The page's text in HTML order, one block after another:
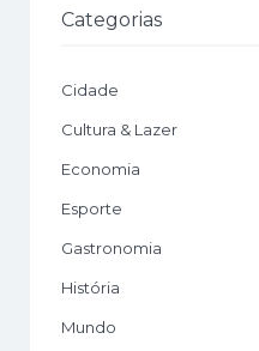
Categorias
Cidade
Cultura & Lazer
Economia
Esporte
Gastronomia
História
Mundo